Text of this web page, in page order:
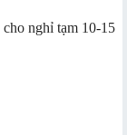
nghỉ tạm 10-15